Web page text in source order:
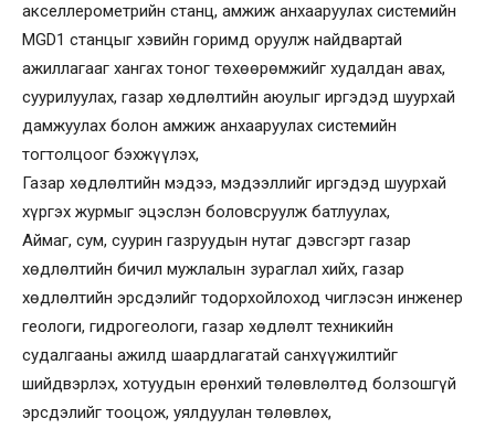
акселлерометрийн станц, амжиж анхааруулах системийн
MGD1 станцыг хэвийн горимд оруулж найдвартай
ажиллагааг хангах тоног төхөөрөмжийг худалдан авах,
суурилуулах, газар хөдлөлтийн аюулыг иргэдэд шуурхай
дамжуулах болон амжиж анхааруулах системийн
тогтолцоог бэхжүүлэх,
Газар хөдлөлтийн мэдээ, мэдээллийг иргэдэд шуурхай
хүргэх журмыг эцэслэн боловсруулж батлуулах,
Аймаг, сум, суурин газруудын нутаг дэвсгэрт газар
хөдлөлтийн бичил мужлалын зураглал хийх, газар
хөдлөлтийн эрсдэлийг тодорхойлоход чиглэсэн инженер
геологи, гидрогеологи, газар хөдлөлт техникийн
судалгааны ажилд шаардлагатай санхүүжилтийг
шийдвэрлэх, хотуудын ерөнхий төлөвлөлтөд болзошгүй
эрсдэлийг тооцож, уялдуулан төлөвлөх,